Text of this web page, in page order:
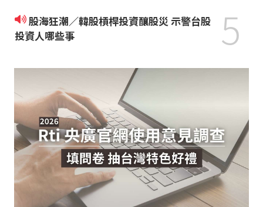
股海狂潮／韓股槓桿投資釀股災 示警台股
投資人哪些事
5